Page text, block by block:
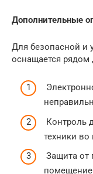
Дополнительные
Для безопасной и
оснащается
Контроль
техники
Защита от
помещение